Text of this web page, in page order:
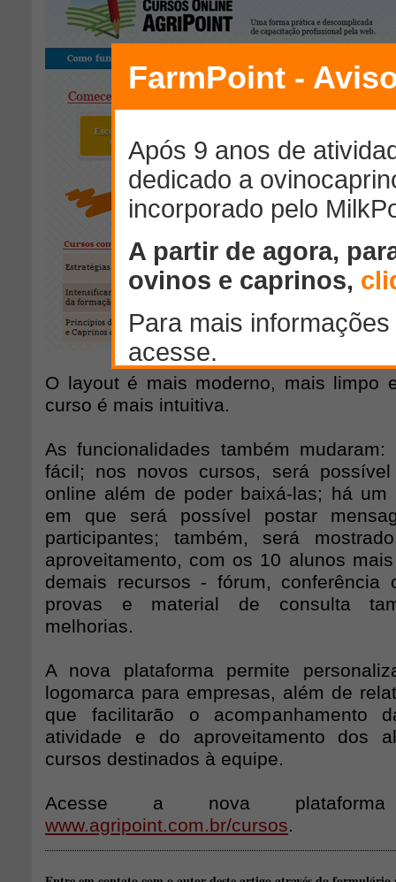
O layout é mais moderno, mais limpo
curso é mais intuitiva.
As funcionalidades também
fácil; nos novos cursos, será
online além de poder baixá-las; há um
em que será possível postar
participantes; também, será
aproveitamento, com os 10 alunos
demais recursos - fórum, conferência
provas e material de consulta
melhorias.
A nova plataforma permite
logomarca para empresas, além de
que facilitarão o acompanhamento
atividade e do aproveitamento dos
cursos destinados à equipe.
Acesse a nova
www.agripoint.com.br/cursos.